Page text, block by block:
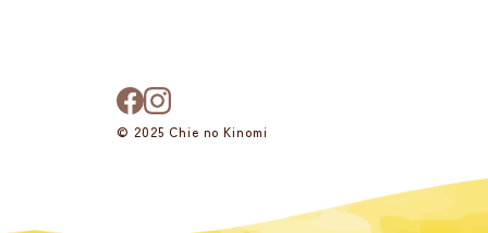
© 2025 Chie no Kinomi